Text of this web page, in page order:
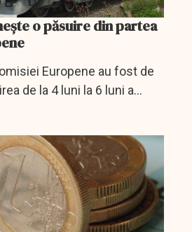
o păsuire din partea
Europene au fost de
de la 4 luni la 6 luni a
de la CFR Marfă a